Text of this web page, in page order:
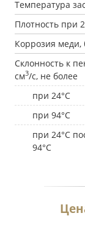
Температура
Плотность при
Коррозия
Склонность к
см3/с, не более
при 24°С
при 94°С
при 24°С
94°С